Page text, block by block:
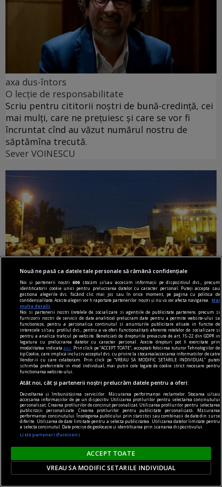
axa dus-întors
O lecție de responsabilitate
Scriu pentru cititorii noștri de bună-credință, cei
mai mulți, care ne prețuiesc și care se vor fi
încruntat cînd au văzut numărul nostru de
săptămîna trecută.
Sever VOINESCU
viața de capital
Cînd economia de piață s-a pierdut printre
proteste
Întrebarea este: pînă unde vor merge încălcările
principiilor economiei de piață și cele privind
funcționarea Uniunii Europene?
Constantin RUDNIŢCHI
Nouă ne pasă ca datele tale personale să rămână confidențiale
Noi și partenerii noștri606 stocăm și/sau accesăm informații pe dispozitivul dvs., precum
identificatorii cookie unici pentru prelucrarea datelor cu caracter personal. Puteți accepta sau
gestiona alegerile dvs. făcând clic mai jos sau în orice moment, pe pagina cu politica de
confidențialitate. Aceste alegeri vor fi raportate partenerilor noștri și nu vă vor afecta navigarea.
Mai
multe detalii
Noi si partenerii nostri (retelele de socializare si agentiile de publicitate partenere, precum si
furnizorii nostri de servicii de date analitice) prelucram date pentru a permite website-ului sa
functioneze, pentru a personaliza continutul si anunturile publicitare afisate in functie de
interesele si/sau profilul dvs., pentru a va oferi functionalitati aferente retelelor de socializare si
pentru a analiza traficul pe website. Beneficiati de drepturile prevazute de art. 15-22 din GDPR in
legatura cu prelucrarea datelor cu caracter personal. Aceste drepturi pot fi exercitate prin
modalitatea indicataaici
. Prin click pe “ACCEPT TOATE”, acceptati folosirea tuturor Tehnologiilor de
tip Cookie, care implica inclusiv acceptul dvs. cu privire la stocarea/accesarea informatiilor de catre
Vendor-ii cu care colaboram. Prin click pe “VREAU SA MODIFIC SETARILE INDIVIDUAL” puteti
schimba preferintele in mod individual, mai putin cele legate de cookie strict necesare pentru
functionarea website-ului.
Atât noi, cât și partenerii noștri prelucrăm datele pentru a oferi:
Dezvoltarea și îmbunătățirea serviciilor. Măsurarea performanței reclamelor. Stocarea și/sau
accesarea informațiilor de pe un dispozitiv. Utilizarea profilurilor pentru selectarea conținutului
personalizat. Crearea profilurilor de conținut personalizat. Utilizarea profilurilor pentru selectarea
publicității personalizate. Crearea profilurilor pentru publicitate personalizată. Măsurarea
performanței conținutului. Înțelegerea publicului prin statistici sau combinații de date din surse
diferite. Utilizarea de date limitate pentru a selecta publicitatea. Utilizarea datelor limitate pentru
a selecta conținutul. Date precise de geolocație și identificarea prin scanarea dispozitivului.
Listă parteneri (furnizori)
ACCEPT TOATE
VREAU SA MODIFIC SETARILE INDIVIDUAL